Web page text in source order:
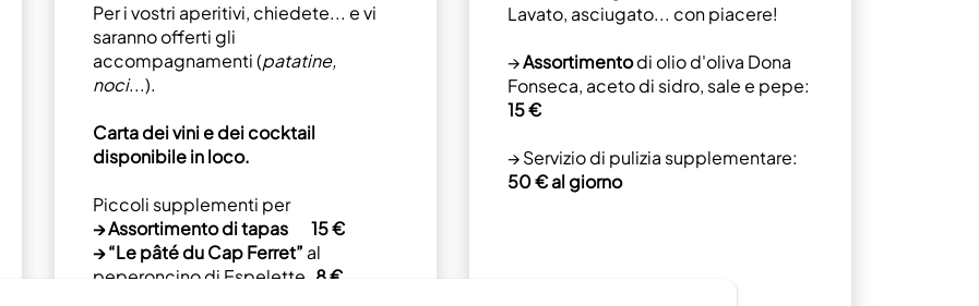
Per i vostri aperitivi, chiedete... e vi
saranno offerti gli
accompagnamenti (patatine,
noci...).
Carta dei vini e dei cocktail
disponibile in loco.
Piccoli supplementi per
→ Assortimento di tapas 15 €
→ “Le pâté du Cap Ferret” al
peperoncino di Espelette 8 €
Lavato, asciugato... con piacere!
→Assortimentodi olio d'oliva Dona
Fonseca, aceto di sidro, sale e pepe:
15 €
→ Servizio di pulizia supplementare:
50 € al giorno